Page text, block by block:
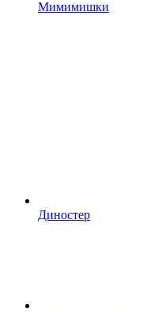
Мимимишки
Диностер